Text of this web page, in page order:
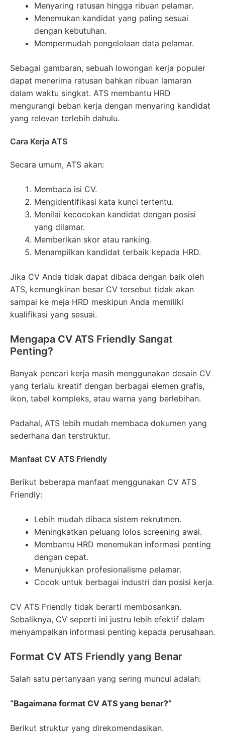
Menyaring ratusan hingga ribuan pelamar.
Menemukan kandidat yang paling sesuai
dengan kebutuhan.
Mempermudah pengelolaan data pelamar.
Sebagai gambaran, sebuah lowongan kerja populer
dapat menerima ratusan bahkan ribuan lamaran
dalam waktu singkat. ATS membantu HRD
mengurangi beban kerja dengan menyaring kandidat
yang relevan terlebih dahulu.
Cara Kerja ATS
Secara umum, ATS akan:
Membaca isi CV.
Mengidentifikasi kata kunci tertentu.
Menilai kecocokan kandidat dengan posisi
yang dilamar.
Memberikan skor atau ranking.
Menampilkan kandidat terbaik kepada HRD.
Jika CV Anda tidak dapat dibaca dengan baik oleh
ATS, kemungkinan besar CV tersebut tidak akan
sampai ke meja HRD meskipun Anda memiliki
kualifikasi yang sesuai.
Mengapa CV ATS Friendly Sangat
Penting?
Banyak pencari kerja masih menggunakan desain CV
yang terlalu kreatif dengan berbagai elemen grafis,
ikon, tabel kompleks, atau warna yang berlebihan.
Padahal, ATS lebih mudah membaca dokumen yang
sederhana dan terstruktur.
Manfaat CV ATS Friendly
Berikut beberapa manfaat menggunakan CV ATS
Friendly:
Lebih mudah dibaca sistem rekrutmen.
Meningkatkan peluang lolos screening awal.
Membantu HRD menemukan informasi penting
dengan cepat.
Menunjukkan profesionalisme pelamar.
Cocok untuk berbagai industri dan posisi kerja.
CV ATS Friendly tidak berarti membosankan.
Sebaliknya, CV seperti ini justru lebih efektif dalam
menyampaikan informasi penting kepada perusahaan.
Format CV ATS Friendly yang Benar
Salah satu pertanyaan yang sering muncul adalah:
“Bagaimana format CV ATS yang benar?”
Berikut struktur yang direkomendasikan.